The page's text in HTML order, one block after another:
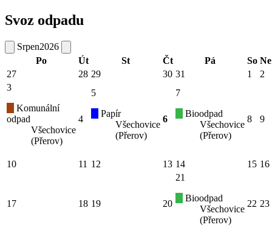
Svoz odpadu
Srpen2026
Po
Út St Čt Pá So Ne
27
28 29 30 31 1
2
3
Komunální
odpad
Všechovice
(Přerov)
4
5
Papír
Všechovice
(Přerov)
6
7
Bioodpad
Všechovice
(Přerov)
8 9
10 11 12 13 14 15 16
17 18 19 20
21
Bioodpad
Všechovice
(Přerov)
22 23